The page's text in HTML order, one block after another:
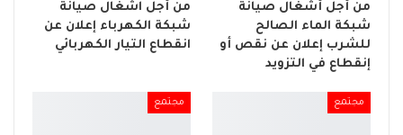
من أجل أشغال صيانة
شبكة الماء الصالح
للشرب إعلان عن نقص أو
إنقطاع في التزويد
من أجل اشغال صيانة
شبكة الكهرباء إعلان عن
انقطاع التيار الكهربائي
مجتمع مجتمع